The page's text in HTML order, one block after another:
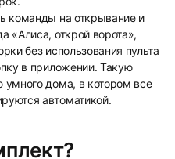
команды на открывание и
«Алиса, открой ворота»,
без использования пульта
в приложении. Такую
дома, в котором все
автоматикой.